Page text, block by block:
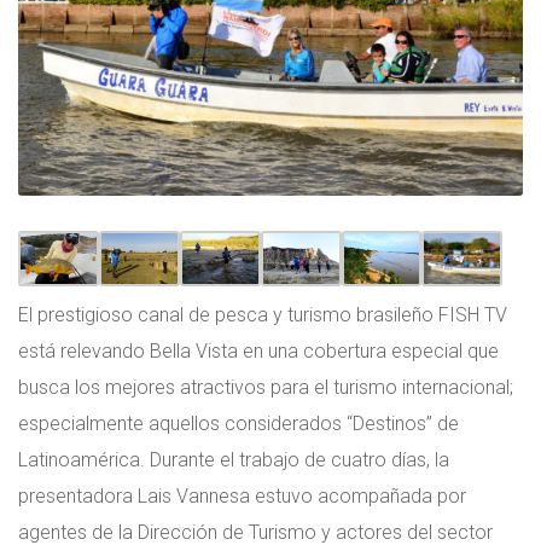
El prestigioso canal de pesca y turismo brasileño FISH TV
está relevando Bella Vista en una cobertura especial que
busca los mejores atractivos para el turismo internacional;
especialmente aquellos considerados “Destinos” de
Latinoamérica. Durante el trabajo de cuatro días, la
presentadora Lais Vannesa estuvo acompañada por
agentes de la Dirección de Turismo y actores del sector